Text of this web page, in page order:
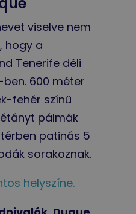
viselve nem
hogy a
Tenerife déli
600 méter
fehér színű
pálmák
patinás 5
sorakoznak.
helyszíne.